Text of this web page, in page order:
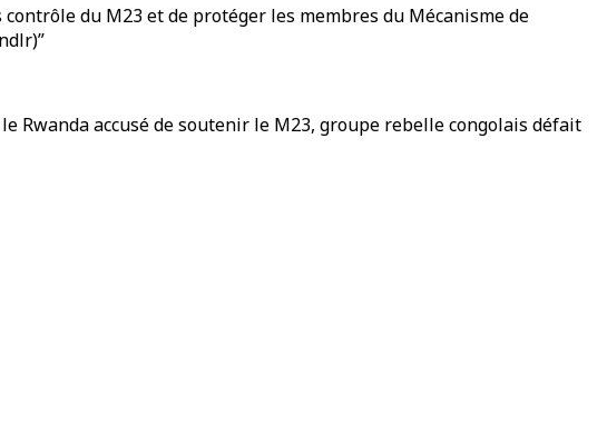
du M23 et de protéger les membres du Mécanisme de
Rwanda accusé de soutenir le M23, groupe rebelle congolais défait